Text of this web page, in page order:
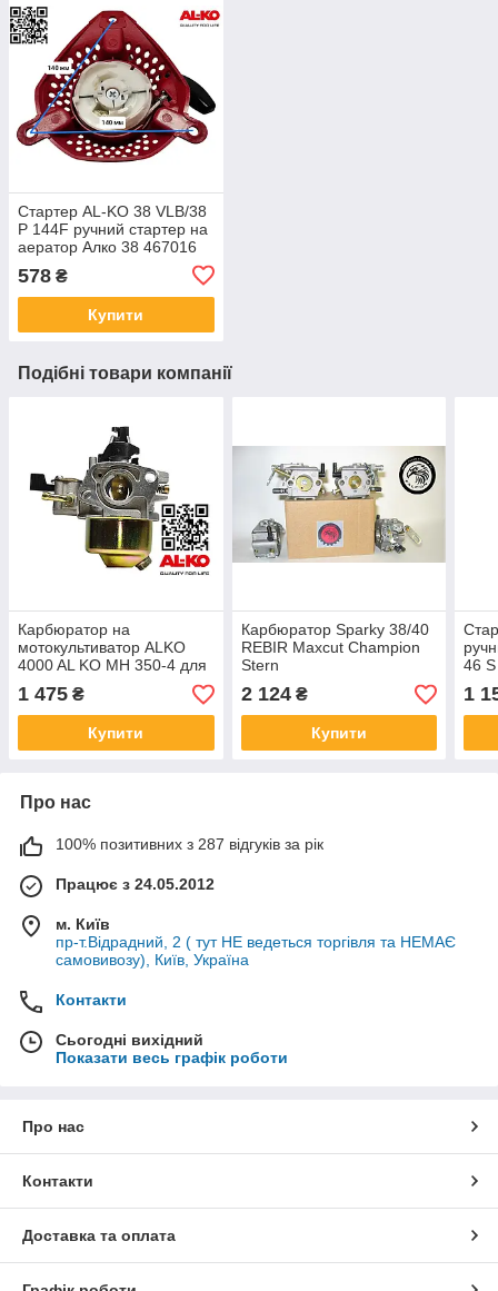
Стартер AL-KO 38 VLB/38
P 144F ручний стартер на
аератор Алко 38 467016
470321 411394
578 ₴
Купити
Подібні товари компанії
Карбюратор на
мотокультиватор ALKO
4000 AL KO MH 350-4 для
газонокосарки Енхель/
Алко/Експерт
1 475 ₴
Купити
Карбюратор Sparky 38/40
REBIR Maxcut Champion
Stern
2 124₴
Купити
46 S
1
Про нас
100% позитивних з 287 відгуків за рік
Працює з 24.05.2012
м. Київ
пр-т.Відрадний, 2 ( тут НЕ ведеться торгівля та НЕМАЄ
самовивозу), Київ, Україна
Контакти
Сьогодні вихідний
Показати весь графік роботи
Про нас
Контакти
Доставка та оплата